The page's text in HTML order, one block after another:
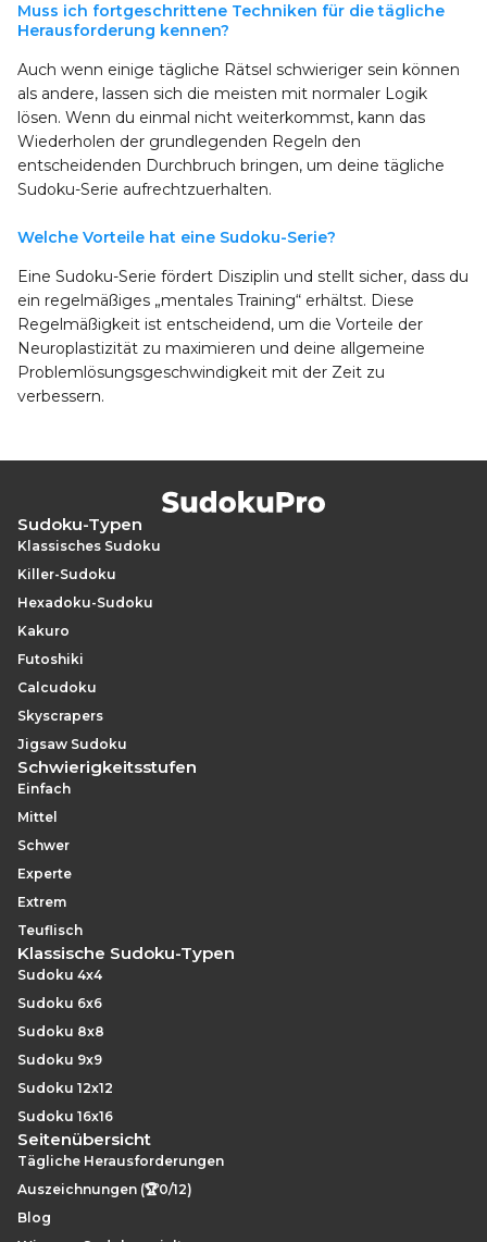
Muss ich fortgeschrittene Techniken für die tägliche
Herausforderung kennen?
Auch wenn einige tägliche Rätsel schwieriger sein können
als andere, lassen sich die meisten mit normaler Logik
lösen. Wenn du einmal nicht weiterkommst, kann das
Wiederholen der grundlegenden Regeln den
entscheidenden Durchbruch bringen, um deine tägliche
Sudoku-Serie aufrechtzuerhalten.
Welche Vorteile hat eine Sudoku-Serie?
Eine Sudoku-Serie fördert Disziplin und stellt sicher, dass du
ein regelmäßiges „mentales Training“ erhältst. Diese
Regelmäßigkeit ist entscheidend, um die Vorteile der
Neuroplastizität zu maximieren und deine allgemeine
Problemlösungsgeschwindigkeit mit der Zeit zu
verbessern.
Sudoku-Typen
Klassisches Sudoku
Killer-Sudoku
Hexadoku-Sudoku
Kakuro
Futoshiki
Calcudoku
Skyscrapers
Jigsaw Sudoku
Schwierigkeitsstufen
Einfach
Mittel
Schwer
Experte
Extrem
Teuflisch
Klassische Sudoku-Typen
Sudoku 4x4
Sudoku 6x6
Sudoku 8x8
Sudoku 9x9
Sudoku 12x12
Sudoku 16x16
Seitenübersicht
Tägliche Herausforderungen
Auszeichnungen (🏆0/12)
Blog